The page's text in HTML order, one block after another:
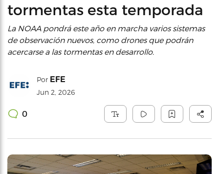
tormentas esta temporada
La NOAA pondrá este año en marcha varios sistemas
de observación nuevos, como drones que podrán
acercarse a las tormentas en desarrollo.
Por EFE
Jun 2, 2026
0